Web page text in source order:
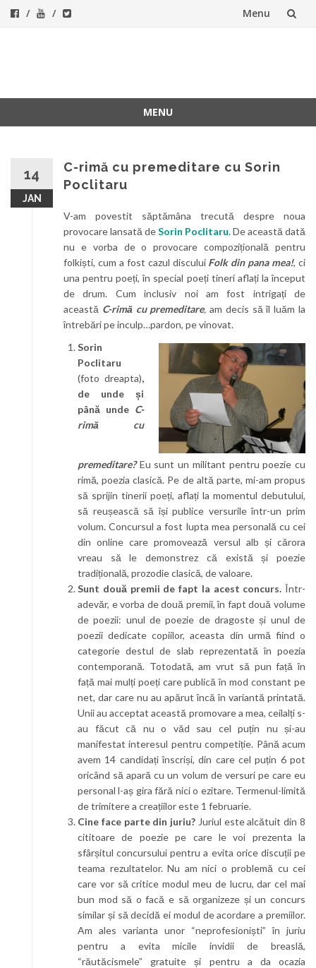
Menu
MENU
14
JAN
C-rimă cu premeditare cu Sorin
Poclitaru
V-am povestit săptămâna trecută despre noua
provocare lansată deSorin Poclitaru. De această dată
nu e vorba de o provocare compozițională pentru
folkiști, cum a fost cazul discului Folk din pana mea!, ci
una pentru poeți, în special poeți tineri aflați la început
de drum. Cum inclusiv noi am fost intrigați de
această C-rimă cu premeditare,am decis să îl luăm la
întrebări pe inculp…pardon, pe vinovat.
Sorin
Poclitaru
(foto dreapta),
de unde și
până unde C-
rimă cu
premeditare?Eu sunt un militant pentru poezie cu
rimă, poezia clasică. Pe de altă parte, mi-am propus
să sprijin tinerii poeți, aflați la momentul debutului,
să reușească să își publice versurile într-un prim
volum. Concursul a fost lupta mea personală cu cei
din online care promovează versul alb și cărora
vreau să le demonstrez că există și poezie
tradițională, prozodie clasică, de valoare.
Sunt două premii de fapt la acest concurs. Într-
adevăr, e vorba de două premii, în fapt două volume
de poezii: unul de poezie de dragoste și unul de
poezii dedicate copiilor, aceasta din urmă fiind o
categorie destul de slab reprezentată în poezia
contemporană. Totodată, am vrut să pun față în
față mai mulți poeți care publică în mod constant pe
net, dar care nu au apărut încă în variantă printată.
Unii au acceptat această promovare a mea, ceilalți s-
au făcut că nu o văd sau cel puțin nu și-au
manifestat interesul pentru competiție. Până acum
avem 14 candidați înscriși, din care cel puțin 6 pot
oricând să apară cu un volum de versuri pe care eu
personal l-aș gira fără nici o ezitare. Termenul-limită
de trimitere a creațiilor este 1 februarie.
Cine face parte din juriu? Juriul este alcătuit din 8
cititoare de poezie pe care le voi prezenta la
sfârșitul concursului pentru a evita orice discuții pe
teama rezultatelor. Nu am nici o problemă cu cei
care vor să critice modul meu de lucru, dar cel mai
bun mod să o facă e să organizeze și un concurs
similar și să decidă ei modul de acordare a premiilor.
Am ales varianta unor “neprofesioniști” în juriu
pentru a evita micile invidii de breaslă,
“răutăcismele” gratuite și pentru a da ocazia